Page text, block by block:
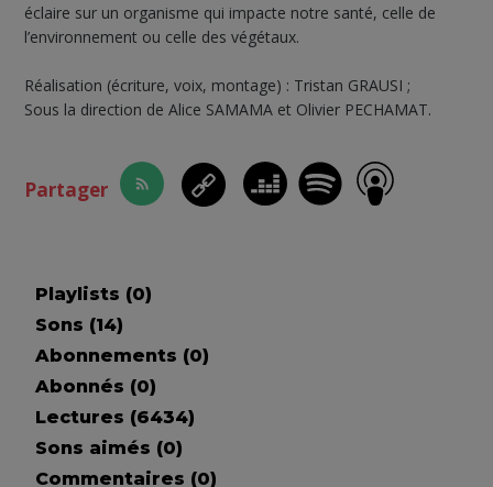
éclaire sur un organisme qui impacte notre santé, celle de
l’environnement ou celle des végétaux.
Réalisation (écriture, voix, montage) : Tristan GRAUSI ;
Sous la direction de Alice SAMAMA et Olivier PECHAMAT.
Partager
Playlists (0)
Sons (14)
Abonnements (0)
Abonnés (0)
Lectures (6434)
Sons aimés (0)
Commentaires (0)